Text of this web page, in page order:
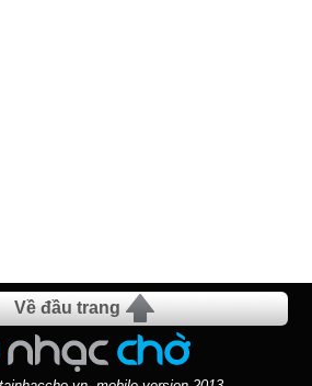
Về đầu trang